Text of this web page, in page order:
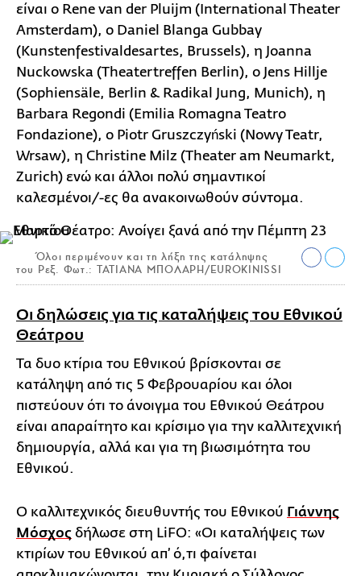
είναι ο Rene van der Pluijm (International Theater
Amsterdam), o Daniel Blanga Gubbay
(Kunstenfestivaldesartes, Brussels), η Joanna
Nuckowska (Theatertreffen Berlin), o Jens Hillje
(Sophiensäle, Berlin & Radikal Jung, Munich), η
Barbara Regondi (Emilia Romagna Teatro
Fondazione), ο Piotr Gruszczyński (Νοwy Teatr,
Wrsaw), η Christine Milz (Theater am Neumarkt,
Zurich) ενώ και άλλοι πολύ σημαντικοί
καλεσμένοι/-ες θα ανακοινωθούν σύντομα.
Όλοι περιμένουν και τη λήξη της κατάληψης
του Ρεξ. Φωτ.: ΤΑΤΙΑΝΑ ΜΠΟΛΑΡΗ/EUROKINISSI
Οι δηλώσεις για τις καταλήψεις του Εθνικού
Θεάτρου
Τα δυο κτίρια του Εθνικού βρίσκονται σε
κατάληψη από τις 5 Φεβρουαρίου και όλοι
πιστεύουν ότι το άνοιγμα του Εθνικού Θεάτρου
είναι απαραίτητο και κρίσιμο για την καλλιτεχνική
δημιουργία, αλλά και για τη βιωσιμότητα του
Εθνικού.
Ο καλλιτεχνικός διευθυντής του Εθνικού Γιάννης
Μόσχος δήλωσε στη LiFO: «Οι καταλήψεις των
κτιρίων του Εθνικού απ’ ό,τι φαίνεται